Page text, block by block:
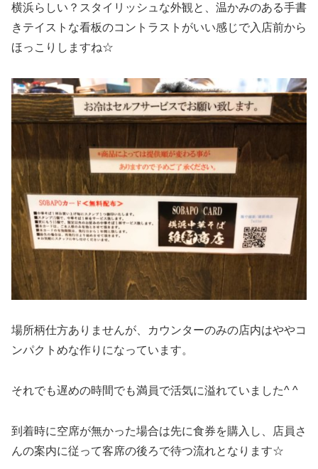
横浜らしい？スタイリッシュな外観と、温かみのある手書
きテイストな看板のコントラストがいい感じで入店前から
ほっこりしますね☆
場所柄仕方ありませんが、カウンターのみの店内はややコ
ンパクトめな作りになっています。
それでも遅めの時間でも満員で活気に溢れていました^ ^
到着時に空席が無かった場合は先に食券を購入し、店員さ
んの案内に従って客席の後ろで待つ流れとなります☆